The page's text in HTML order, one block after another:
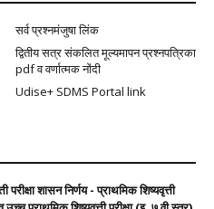
सर्व प्रश्नमंजुषा लिंक
द्वितीय सत्र संकलित मूल्यमापन प्रश्नपत्रिका
pdf व वर्णात्मक नोंदी
Udise+ SDMS Portal link
परीक्षा शासन निर्णय - प्राथमिक शिष्यवृत्ती